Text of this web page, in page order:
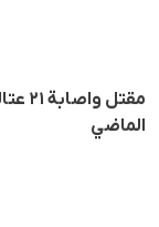
مقتل
الماضي